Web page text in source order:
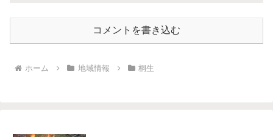
コメントを書き込む
ホーム 地域情報 桐生